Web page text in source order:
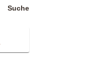
Suche